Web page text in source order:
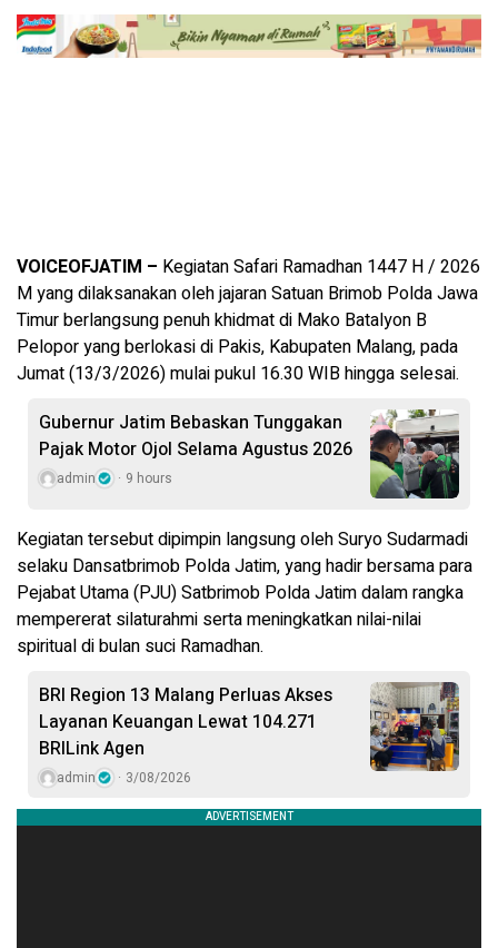
VOICEOFJATIM – Kegiatan Safari Ramadhan 1447 H / 2026
M yang dilaksanakan oleh jajaran Satuan Brimob Polda Jawa
Timur berlangsung penuh khidmat di Mako Batalyon B
Pelopor yang berlokasi di Pakis, Kabupaten Malang, pada
Jumat (13/3/2026) mulai pukul 16.30 WIB hingga selesai.
Gubernur Jatim Bebaskan Tunggakan
Pajak Motor Ojol Selama Agustus 2026
admin 9 hours
Kegiatan tersebut dipimpin langsung oleh Suryo Sudarmadi
selaku Dansatbrimob Polda Jatim, yang hadir bersama para
Pejabat Utama (PJU) Satbrimob Polda Jatim dalam rangka
mempererat silaturahmi serta meningkatkan nilai-nilai
spiritual di bulan suci Ramadhan.
BRI Region 13 Malang Perluas Akses
Layanan Keuangan Lewat 104.271
BRILink Agen
admin 3/08/2026